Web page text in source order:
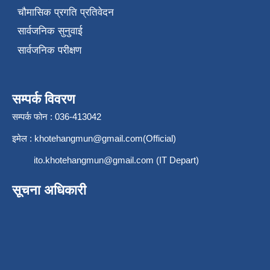
चौमासिक प्रगति प्रतिवेदन
सार्वजनिक सुनुवाई
सार्वजनिक परीक्षण
सम्पर्क विवरण
सम्पर्क फोन : 036-413042
इमेल : khotehangmun@gmail.com(Official)
ito.khotehangmun@gmail.com (IT Depart)
सूचना अधिकारी